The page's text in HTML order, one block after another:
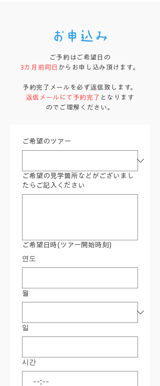
お申込み
ご予約はご希望日の
3カ月前同日 からお申し込み頂けます。
予約完了メールを必ず返信致します。
返信メールにて予約完了 となります
のでご理解ください。
ご希望のツアー
ご希望の見学箇所などがございまし
たらご記入ください
ご希望日時(ツアー開始時刻)
연도
월
일
시간
: